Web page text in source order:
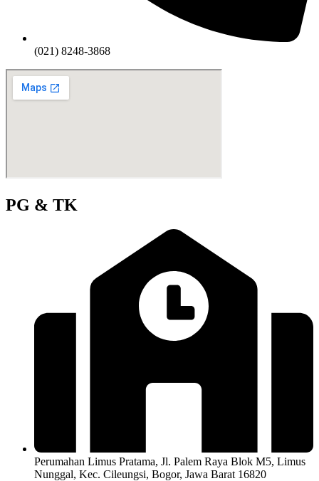
(021) 8248-3868
PG & TK
Perumahan Limus Pratama, Jl. Palem Raya Blok M5, Limus
Nunggal, Kec. Cileungsi, Bogor, Jawa Barat 16820